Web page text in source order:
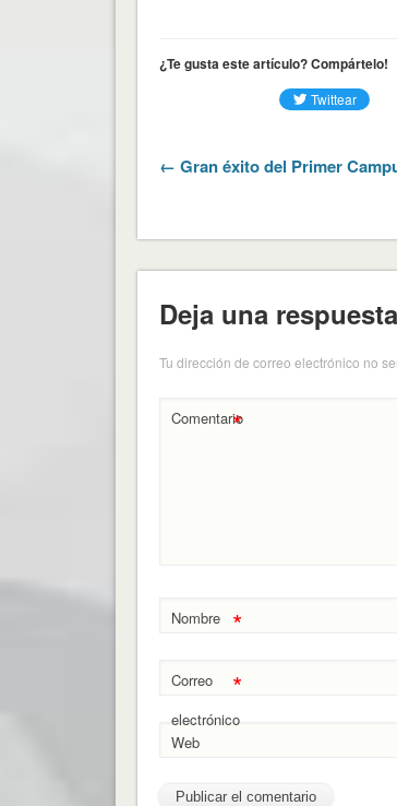
¿Te gusta este artículo? Compártelo!
← Gran éxito del Primer
Deja una respuesta
Tu dirección de correo electrónico no
Comentario
*
Nombre *
Correo
electrónico
*
Web